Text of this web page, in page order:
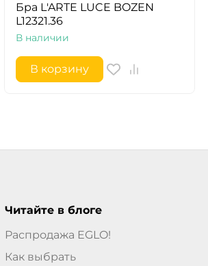
Бра L'ARTE LUCE BOZEN
L12321.36
В наличии
В корзину
Читайте в блоге
Распродажа EGLO!
Как выбрать